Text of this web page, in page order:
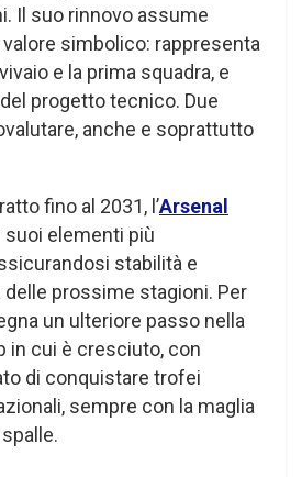
Il suo rinnovo assume
simbolico: rappresenta
e la prima squadra, e
progetto tecnico. Due
anche e soprattutto
fino al 2031, l’Arsenal
elementi più
stabilità e
prossime stagioni. Per
un ulteriore passo nella
in cui è cresciuto, con
di conquistare trofei
sempre con la maglia